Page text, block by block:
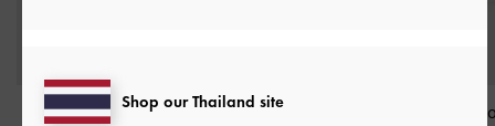
สร้อยคอพร้อมจี้รุ่น
ต่างหูรุ่น Donora
กำไลข้อมือรุ่น
Shop our Thailand site